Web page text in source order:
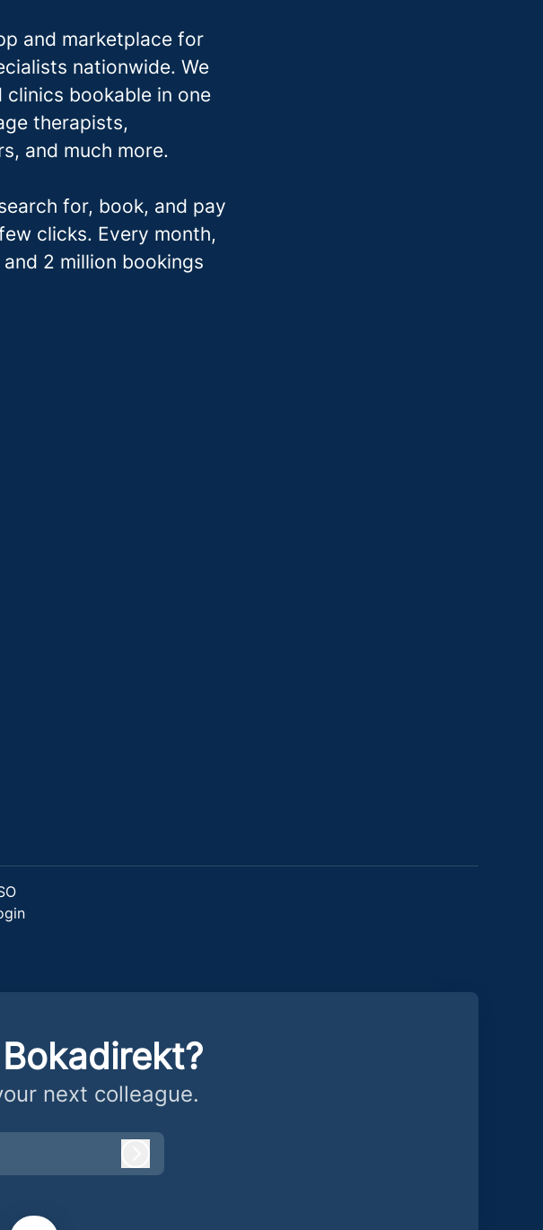
and marketplace for
nationwide. We
clinics bookable in one
therapists,
and much more.
for, book, and pay
clicks. Every month,
2 million bookings
next colleague.